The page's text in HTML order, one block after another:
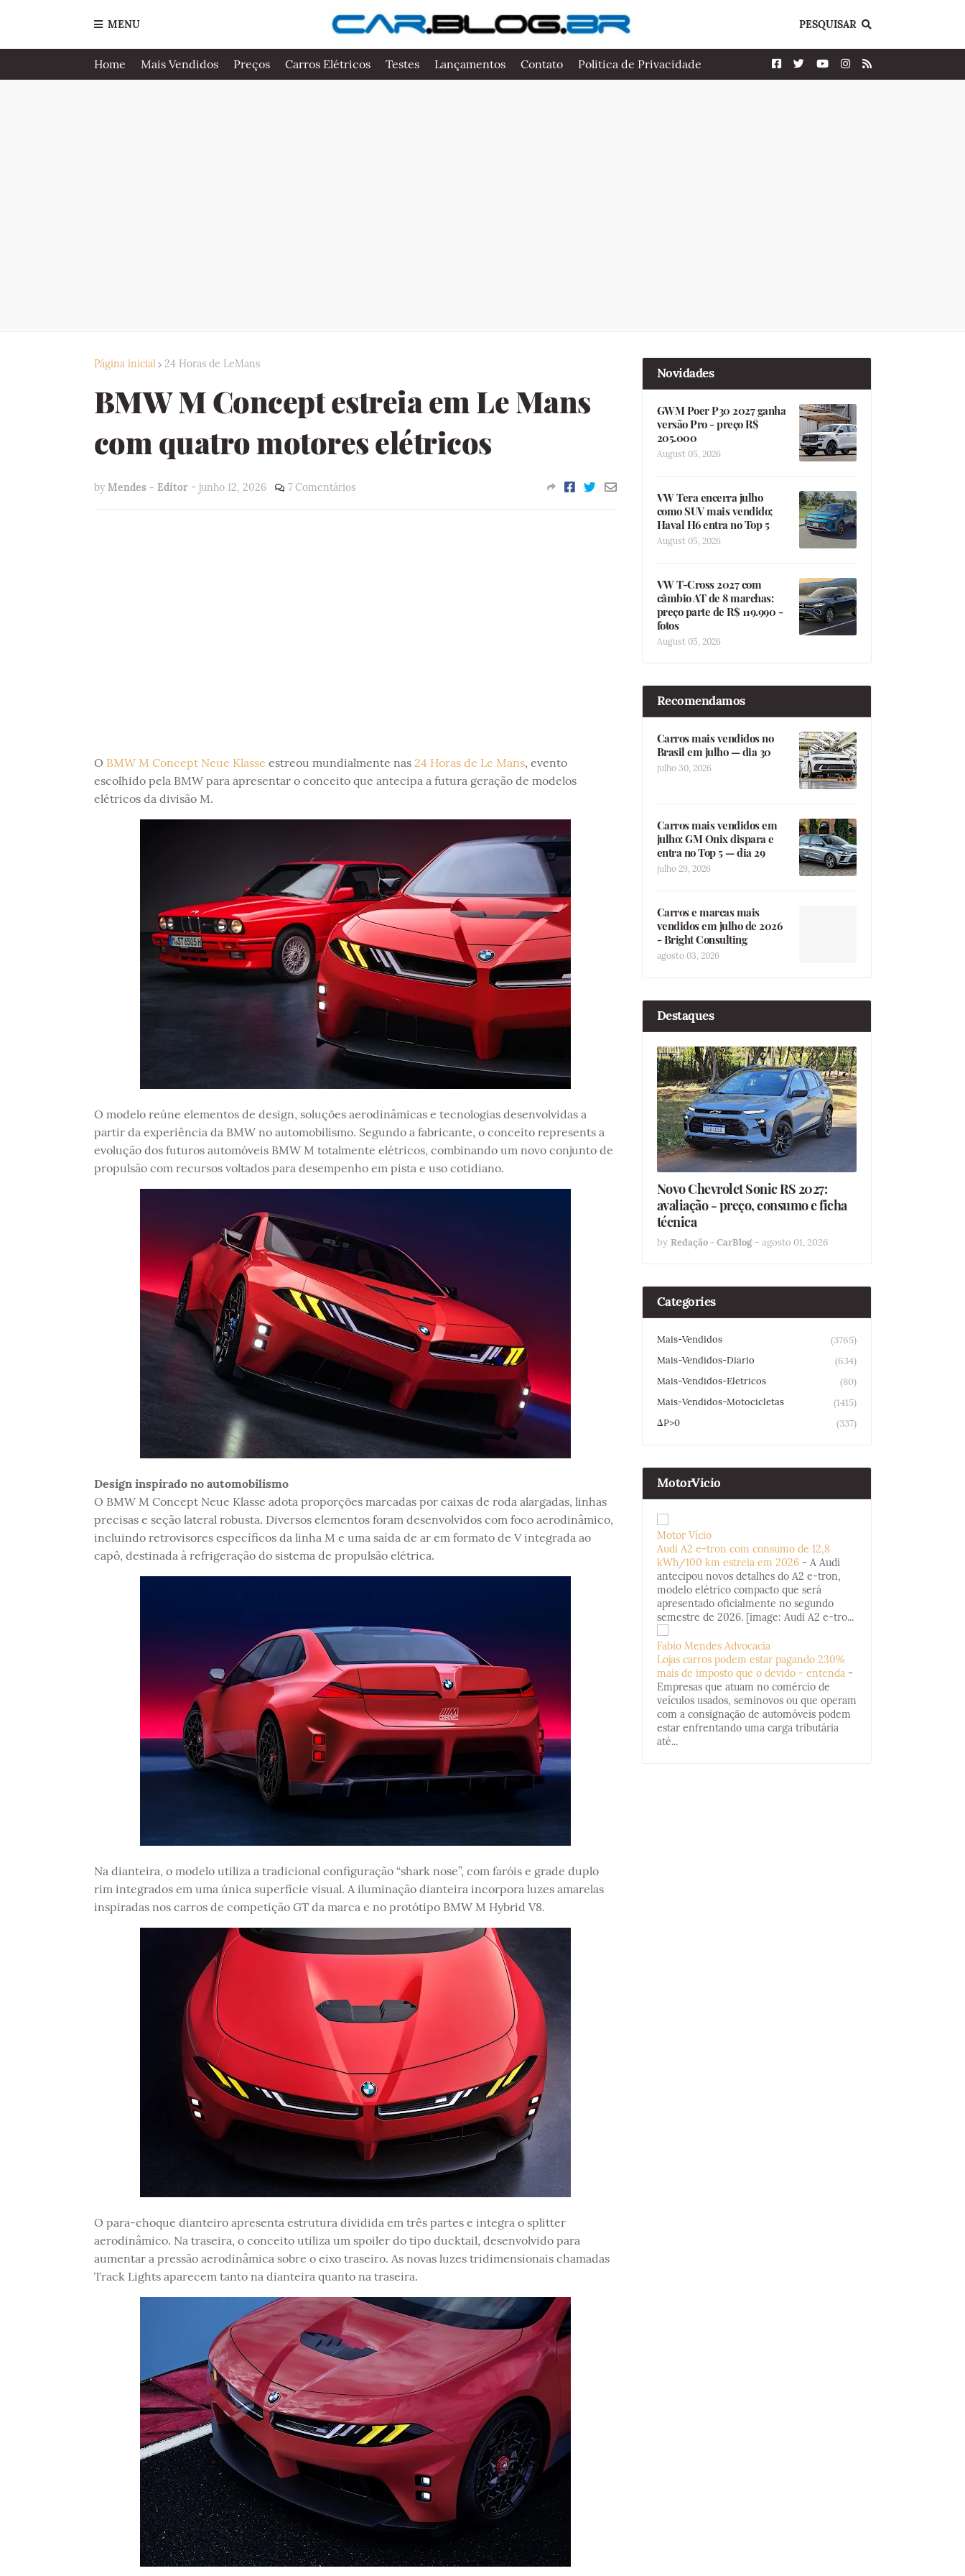
MENU PESQUISAR
Home Mais Vendidos Preços Carros Elétricos Testes Lançamentos Contato Politica de Privacidade
Página inicial 24 Horas de LeMans
BMW M Concept estreia em Le Mans
com quatro motores elétricos
by Mendes - Editor - junho 12, 2026 7 Comentários
O BMW M Concept Neue Klasse estreou mundialmente nas 24 Horas de Le Mans, evento
escolhido pela BMW para apresentar o conceito que antecipa a futura geração de modelos
elétricos da divisão M.
O modelo reúne elementos de design, soluções aerodinâmicas e tecnologias desenvolvidas a
partir da experiência da BMW no automobilismo. Segundo a fabricante, o conceito represents a
evolução dos futuros automóveis BMW M totalmente elétricos, combinando um novo conjunto de
propulsão com recursos voltados para desempenho em pista e uso cotidiano.
Design inspirado no automobilismo
O BMW M Concept Neue Klasse adota proporções marcadas por caixas de roda alargadas, linhas
precisas e seção lateral robusta. Diversos elementos foram desenvolvidos com foco aerodinâmico,
incluindo retrovisores específicos da linha M e uma saída de ar em formato de V integrada ao
capô, destinada à refrigeração do sistema de propulsão elétrica.
Na dianteira, o modelo utiliza a tradicional configuração “shark nose”, com faróis e grade duplo
rim integrados em uma única superfície visual. A iluminação dianteira incorpora luzes amarelas
inspiradas nos carros de competição GT da marca e no protótipo BMW M Hybrid V8.
O para-choque dianteiro apresenta estrutura dividida em três partes e integra o splitter
aerodinâmico. Na traseira, o conceito utiliza um spoiler do tipo ducktail, desenvolvido para
aumentar a pressão aerodinâmica sobre o eixo traseiro. As novas luzes tridimensionais chamadas
Track Lights aparecem tanto na dianteira quanto na traseira.
Novidades
GWM Poer P30 2027 ganha
versão Pro - preço R$
205.000
August 05, 2026
VW Tera encerra julho
como SUV mais vendido;
Haval H6 entra no Top 5
August 05, 2026
VW T-Cross 2027 com
câmbio AT de 8 marchas:
preço parte de R$ 119.990 -
fotos
August 05, 2026
Recomendamos
Carros mais vendidos no
Brasil em julho — dia 30
julho 30, 2026
Carros mais vendidos em
julho: GM Onix dispara e
entra no Top 5 — dia 29
julho 29, 2026
Carros e marcas mais
vendidos em julho de 2026
- Bright Consulting
agosto 03, 2026
Destaques
Novo Chevrolet Sonic RS 2027:
avaliação - preço, consumo e ficha
técnica
by Redação - CarBlog - agosto 01, 2026
Categories
Mais-Vendidos
(3765)
Mais-Vendidos-Diario
(634)
Mais-Vendidos-Eletricos
(80)
Mais-Vendidos-Motocicletas
(1415)
ΔP>0
(337)
MotorVicio
Motor Vício
Audi A2 e-tron com consumo de 12,8
kWh/100 km estreia em 2026 - A Audi
antecipou novos detalhes do A2 e-tron,
modelo elétrico compacto que será
apresentado oficialmente no segundo
semestre de 2026. [image: Audi A2 e-tro...
Fabio Mendes Advocacia
Lojas carros podem estar pagando 230%
mais de imposto que o devido - entenda -
Empresas que atuam no comércio de
veículos usados, seminovos ou que operam
com a consignação de automóveis podem
estar enfrentando uma carga tributária
até...